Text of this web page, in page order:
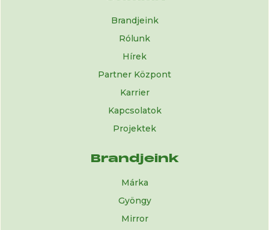
Brandjeink
Rólunk
Hírek
Partner Központ
Karrier
Kapcsolatok
Projektek
Brandjeink
Márka
Gyöngy
Mirror